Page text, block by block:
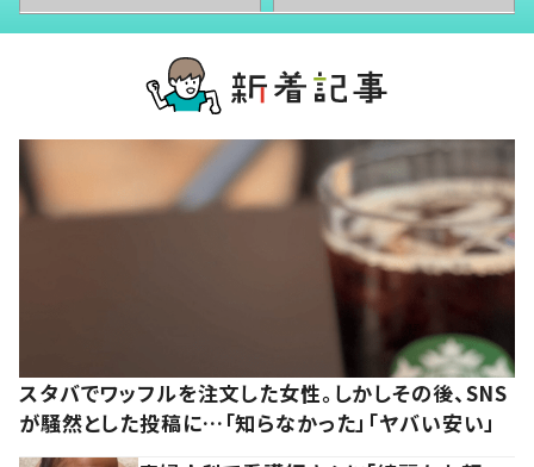
スタバでワッフルを注文した女性。しかしその後、SNS
が騒然とした投稿に…「知らなかった」「ヤバい安い」